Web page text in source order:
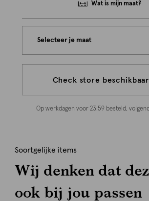
Wat is mijn maat?
Selecteer je maat
Check store
Op werkdagen voor 23:59 besteld,
Soortgelijke items
Wij denken dat
ook bij jou passen